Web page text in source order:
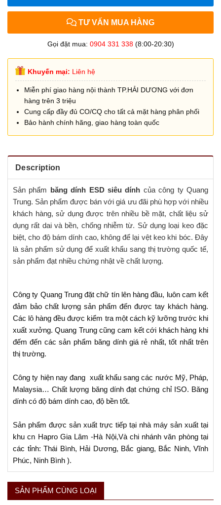
TƯ VẤN MUA HÀNG
Gọi đặt mua: 0904 331 338(8:00-20:30)
Khuyến mại: Liên hệ
Miễn phí giao hàng nội thành TP.HẢI DƯƠNG với đơn
hàng trên 3 triệu
Cung cấp đầy đủ CO/CQ cho tất cả mặt hàng phân phối
Bảo hành chính hãng, giao hàng toàn quốc
Description
Sản phẩm băng dính ESD siêu dính của công ty Quang
Trung. Sản phẩm được bán với giá ưu đãi phù hợp với nhiều
khách hàng, sử dụng được trên nhiều bề mặt, chất liệu sử
dụng rất dai và bền, chống nhiễm từ. Sử dụng loại keo đặc
biệt, cho độ bám dính cao, không để lại vệt keo khi bóc. Đây
là sản phẩm sử dụng để xuất khẩu sang thị trường quốc tế,
sản phẩm đạt nhiều chứng nhật về chất lượng.
Công ty Quang Trung đặt chữ tín lên hàng đầu, luôn cam kết
đảm bảo chất lượng sản phẩm đến được tay khách hàng.
Các lô hàng đều được kiểm tra một cách kỹ lưỡng trước khi
xuất xưởng. Quang Trung cũng cam kết cới khách hàng khi
đếm đến các sản phẩm băng dính giá rẻ nhất, tốt nhất trên
thị trường.
Công ty hiện nay đang xuất khẩu sang các nước Mỹ, Pháp,
Malaysia… Chất lượng băng dính đạt chứng chỉ ISO. Băng
dính có độ bám dính cao, độ bền tốt.
Sản phẩm được sản xuất trực tiếp tại nhà máy sản xuất tại
khu cn Hapro Gia Lâm -Hà Nội,Và chi nhánh văn phòng tại
các tỉnh: Thái Bình, Hải Dương, Bắc giang, Bắc Ninh, Vĩnh
Phúc, Ninh Bình ).
SẢN PHẨM CÙNG LOẠI